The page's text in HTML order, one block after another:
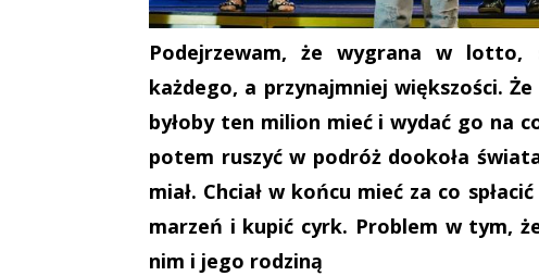
Podejrzewam, że wygrana w
każdego, a przynajmniej większości.
byłoby ten milion mieć i wydać go na
potem ruszyć w podróż dookoła
miał. Chciał w końcu mieć za co
marzeń i kupić cyrk. Problem w tym,
nim i jego rodziną